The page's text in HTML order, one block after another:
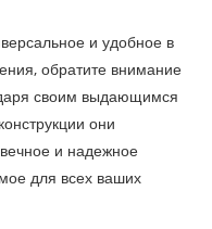
и удобное в
обратите внимание
своим выдающимся
они
и надежное
для всех ваших